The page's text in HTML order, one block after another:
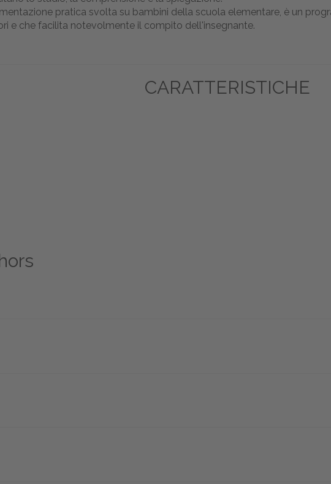
pratica svolta su bambini della scuola elementare, è un
e che facilita notevolmente il compito dell'insegnante.
CARATTERISTICHE